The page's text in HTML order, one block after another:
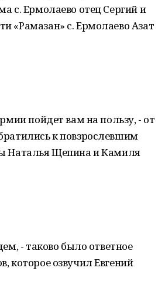
с. Ермолаево отец Сергий и
«Рамазан» с. Ермолаево Азат
пойдет вам на пользу, - от
к повзрослевшим
Наталья Щепина и Камиля
- таково было ответное
которое озвучил Евгений